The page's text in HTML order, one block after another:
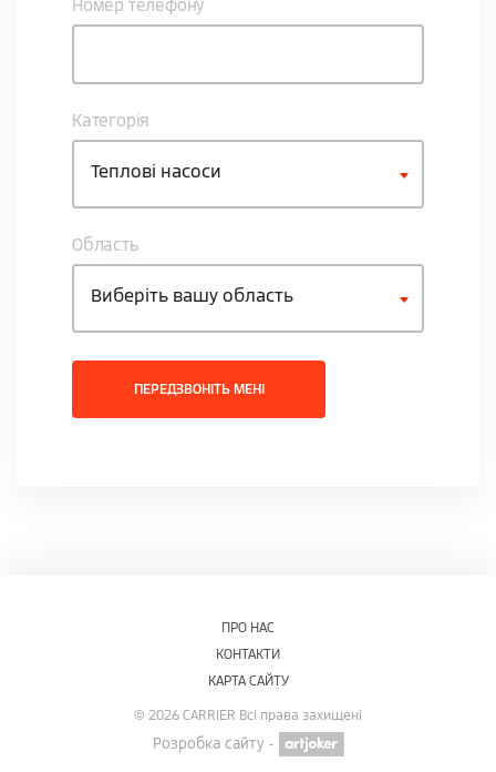
Номер телефону
Категорія
Теплові насоси
Область
Виберіть вашу область
ПЕРЕДЗВОНІТЬ МЕНІ
© 2026 CARRIER Всі права захищені
ПРО НАС
КОНТАКТИ
КАРТА САЙТУ
Розробка сайту -